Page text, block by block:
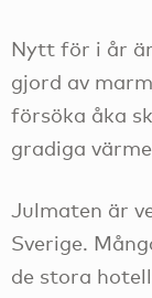
Nytt för i år
gjord av
försöka åka
gradiga
Julmaten är
Sverige.
de stora